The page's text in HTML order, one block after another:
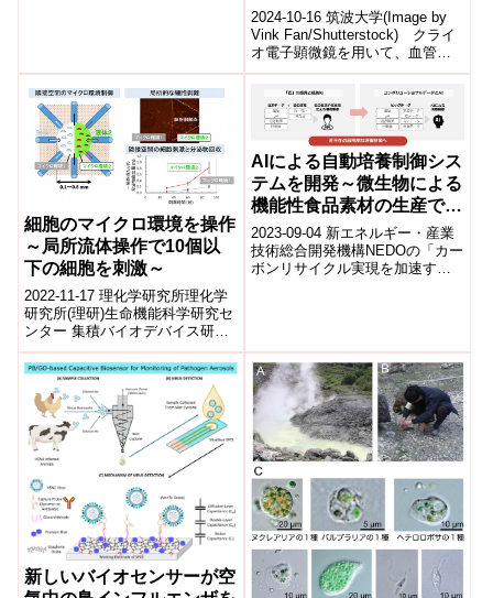
2024-10-16 筑波大学(Image by
Vink Fan/Shutterstock) クライ
オ電子顕微鏡を用いて、血管収
縮作用を持つペプチドホルモン
細胞のマイクロ環境を操作
～局所流体操作で10個以
下の細胞を刺激～
2022-11-17 理化学研究所理化学
研究所(理研)⽣命機能科学研究セ
ンター 集積バイオデバイス研究
チームの太田 亘俊 研究員、田中
陽 チームリーダー(研究...
AIによる自動培養制御シス
テムを開発～微生物による
機能性食品素材の生産で熟
練者を約10%上回る生産量
を達成～
2023-09-04 新エネルギー・産業
技術総合開発機構NEDOの「カー
ボンリサイクル実現を加速する
新しいバイオセンサーが空